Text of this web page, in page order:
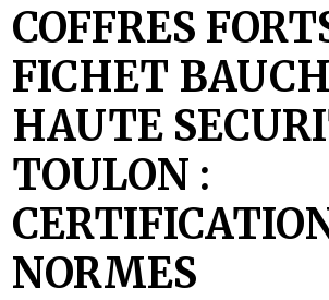
COFFRES
FICHET
HAUTE
TOULON :
NORMES